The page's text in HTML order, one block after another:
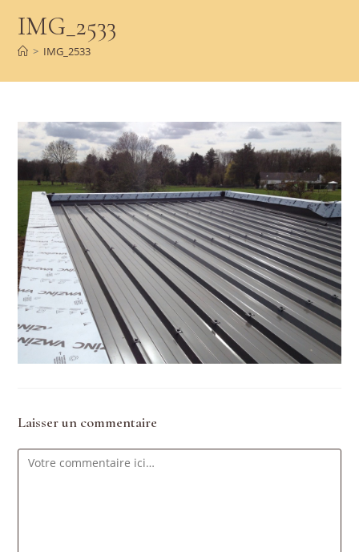
IMG_2533
> IMG_2533
Laisser un commentaire